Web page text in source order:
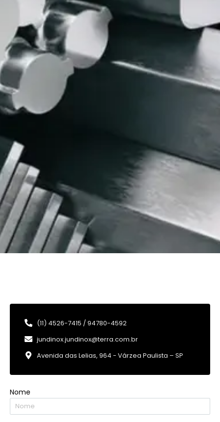
(11) 4526-7415 / 94780-4592
jundinox.jundinox@terra.com.br
Avenida das Lelias, 964 - Várzea Paulista – SP
Nome